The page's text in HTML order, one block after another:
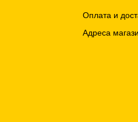
Оплата и
Адреса